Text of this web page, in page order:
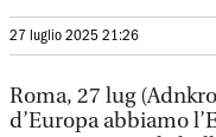
27 luglio 2025 21:26
Roma, 27 lug
d’Europa abbiamo